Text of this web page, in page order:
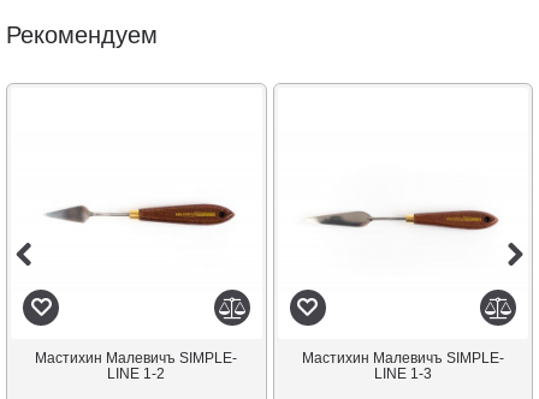
Рекомендуем
Мастихин Малевичъ SIMPLE-
LINE 1-2
Мастихин Малевичъ SIMPLE-
LINE 1-3